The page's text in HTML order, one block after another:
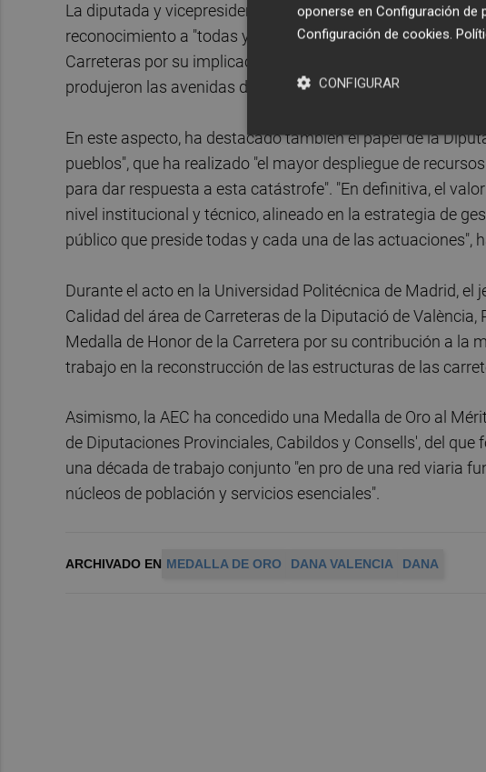
La diputada y vicepresidenta segunda de la Diputació,
reconocimiento a "todas y cada una de las personas que
Carreteras por su implicación personal y profesional para
produjeron las avenidas de agua en la red provincial en
En este aspecto, ha destacado también el papel de la
pueblos", que ha realizado "el mayor despliegue de
para dar respuesta a esta catástrofe". "En definitiva, el
nivel institucional y técnico, alineado en la estrategia de
público que preside todas y cada una de las actuaciones",
Durante el acto en la Universidad Politécnica de Madrid, el
Calidad del área de Carreteras de la Diputació de
Medalla de Honor de la Carretera por su contribución a la
trabajo en la reconstrucción de las estructuras de las
Asimismo, la AEC ha concedido una Medalla de Oro al
de Diputaciones Provinciales, Cabildos y Consells', del
una década de trabajo conjunto "en pro de una red viaria
núcleos de población y servicios esenciales".
ARCHIVADO EN MEDALLA DE ORO DANA VALENCIA DANA
oponerse en Configuración de
Configuración de cookies.
CONFIGURAR